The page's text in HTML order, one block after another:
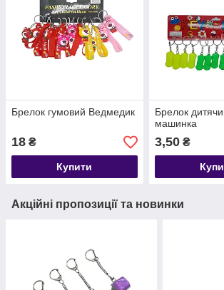
Брелок гумовий Ведмедик
18 ₴
Купити
Брелок
машинка
3,50₴
Акційні пропозиції та новинки